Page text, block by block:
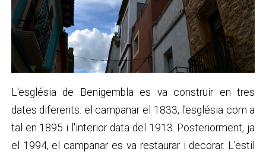
L'església de Benigembla es va construir en tres
dates diferents: el campanar el 1833, l'església com a
tal en 1895 i l'interior data del 1913. Posteriorment, ja
el 1994, el campanar es va restaurar i decorar. ​L'estil